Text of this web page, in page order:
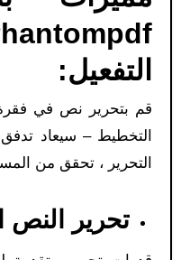
التفعيل:
قم بتحرير نص في
التخطيط – سيعاد تدفق
التحرير ، تحقق من
تحرير النص